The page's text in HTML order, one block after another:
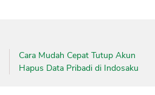
Cara Mudah Cepat Tutup Akun
Hapus Data Pribadi di Indosaku